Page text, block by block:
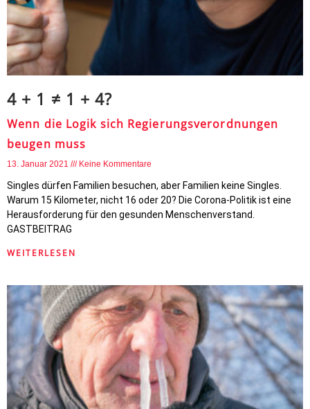
4 + 1 ≠ 1 + 4?
Wenn die Logik sich Regierungsverordnungen
beugen muss
13. Januar 2021 Keine Kommentare
Singles dürfen Familien besuchen, aber Familien keine Singles.
Warum 15 Kilometer, nicht 16 oder 20? Die Corona-Politik ist eine
Herausforderung für den gesunden Menschenverstand.
GASTBEITRAG
WEITERLESEN